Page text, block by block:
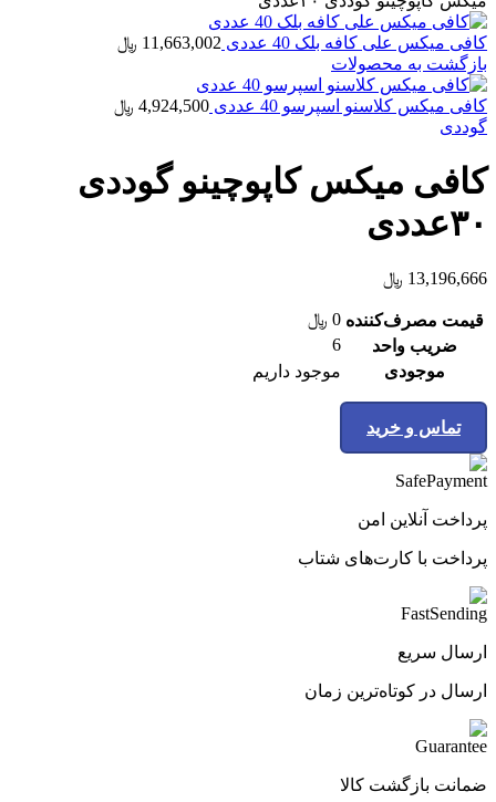
کافی میکس علی کافه بلک 40 عددی 11,663,002 ﷼
بازگشت به محصولات
کافی میکس کلاسنو اسپرسو 40 عددی 4,924,500 ﷼
گوددی
کافی میکس کاپوچینو گوددی
۳۰عددی
13,196,666 ﷼
قیمت مصرف‌کننده 0 ﷼
ضریب واحد
6
موجودی
موجود داریم
تماس و خرید
پرداخت آنلاین امن
پرداخت با کارت‌های شتاب
ارسال سریع
ارسال در کوتاه‌ترین زمان
ضمانت بازگشت کالا